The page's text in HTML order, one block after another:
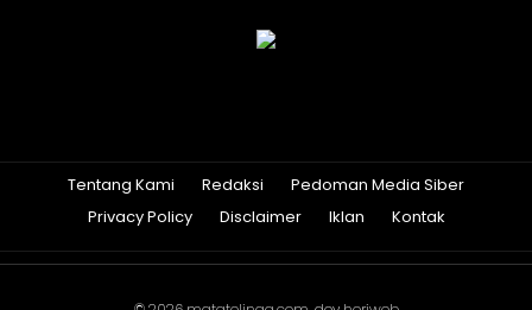
Tentang Kami Redaksi
Pedoman Media Siber
Privacy Policy
Disclaimer Iklan Kontak